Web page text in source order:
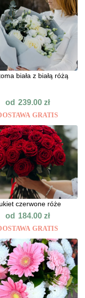
biała z białą różą
od 239.00zł
GRATIS
czerwone róże
od 184.00zł
GRATIS